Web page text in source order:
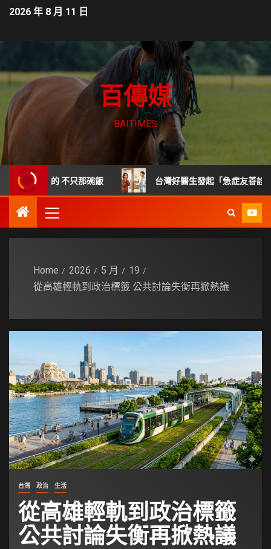
2026 年 8 月 11 日
百傳媒
BAITIMES
管的 不只那碗飯 台灣好醫生發起「急症友善診所」標章
Home 2026 5 月
19
從高雄輕軌到政治標籤 公共討論失衡再掀熱議
台灣 政治 生活
從高雄輕軌到政治標籤
公共討論失衡再掀熱議